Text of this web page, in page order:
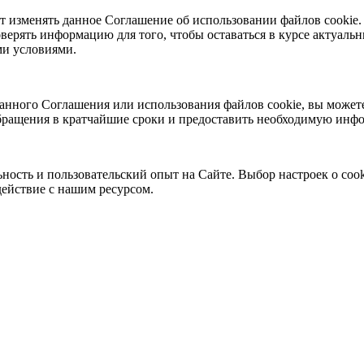
данное Соглашение об использовании файлов
информацию для того, чтобы оставаться в курсе
условиями.
Соглашения или использования файлов cookie, вы
в кратчайшие сроки и предоставить необходимую
и пользовательский опыт на Сайте. Выбор настроек о
с нашим ресурсом.